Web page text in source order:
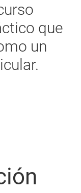
que
un